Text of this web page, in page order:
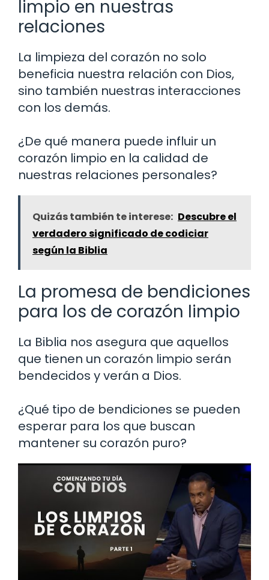
limpio en nuestras
relaciones
La limpieza del corazón no solo
beneficia nuestra relación con Dios,
sino también nuestras interacciones
con los demás.
¿De qué manera puede influir un
corazón limpio en la calidad de
nuestras relaciones personales?
Quizás también te interese: Descubre el
verdadero significado de codiciar
según la Biblia
La promesa de bendiciones
para los de corazón limpio
La Biblia nos asegura que aquellos
que tienen un corazón limpio serán
bendecidos y verán a Dios.
¿Qué tipo de bendiciones se pueden
esperar para los que buscan
mantener su corazón puro?